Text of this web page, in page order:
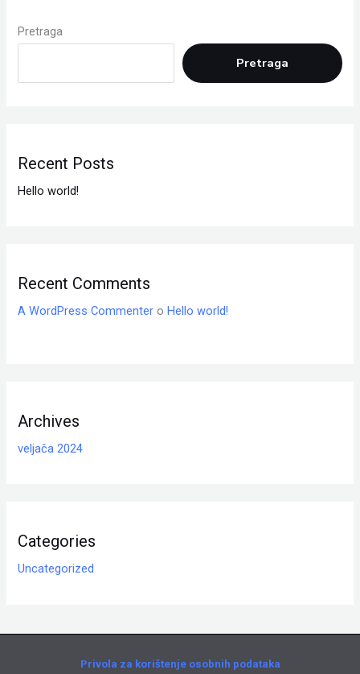
Pretraga
Pretraga
Recent Posts
Hello world!
Recent Comments
A WordPress Commenter oHello world!
Archives
veljača 2024
Categories
Uncategorized
Privola za korištenje osobnih podataka